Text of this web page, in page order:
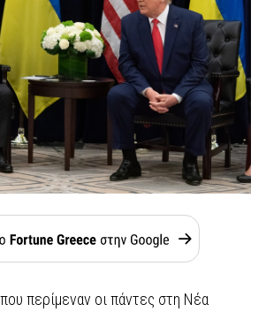
περίμεναν οι πάντες στη Νέα